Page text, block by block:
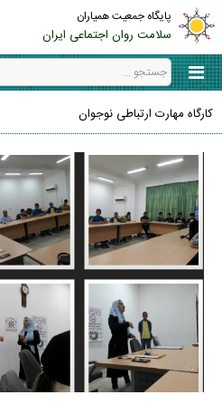
پایگاه جمعیت همیاران
سلامت روان اجتماعی ایران
کارگاه مهارت ارتباطی نوجوان